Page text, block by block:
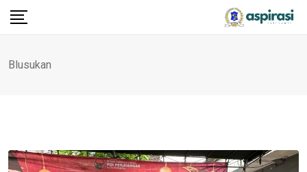
Blusukan